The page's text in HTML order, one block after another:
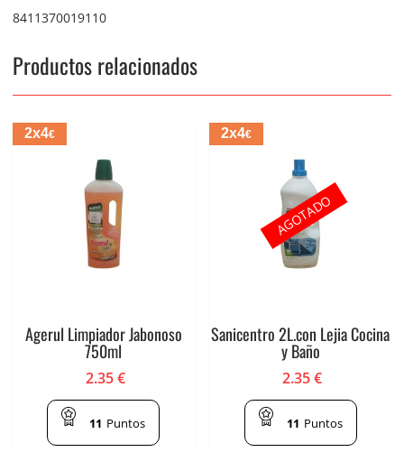
8411370019110
Productos relacionados
2x4€
Agerul Limpiador Jabonoso
750ml
2.35€
11 Puntos
2x4€
Sanicentro 2L.con Lejia Cocina
y Baño
2.35€
11 Puntos
AGOTADO